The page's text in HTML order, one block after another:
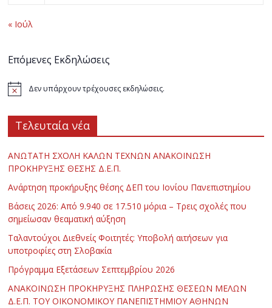
« Ιούλ
Επόμενες Εκδηλώσεις
Δεν υπάρχουν τρέχουσες εκδηλώσεις.
Τελευταία νέα
ΑΝΩΤΑΤΗ ΣΧΟΛΗ ΚΑΛΩΝ ΤΕΧΝΩΝ ΑΝΑΚΟΙΝΩΣΗ
ΠΡΟΚΗΡΥΞΗΣ ΘΕΣΗΣ Δ.Ε.Π.
Ανάρτηση προκήρυξης θέσης ΔΕΠ του Ιονίου Πανεπιστημίου
Βάσεις 2026: Από 9.940 σε 17.510 μόρια – Τρεις σχολές που
σημείωσαν θεαματική αύξηση
Ταλαντούχοι Διεθνείς Φοιτητές: Υποβολή αιτήσεων για
υποτροφίες στη Σλοβακία
Πρόγραμμα Εξετάσεων Σεπτεμβρίου 2026
ΑΝΑΚΟΙΝΩΣΗ ΠΡΟΚΗΡΥΞΗΣ ΠΛΗΡΩΣΗΣ ΘΕΣΕΩΝ ΜΕΛΩΝ
Δ.Ε.Π. ΤΟΥ ΟΙΚΟΝΟΜΙΚΟΥ ΠΑΝΕΠΙΣΤΗΜΙΟΥ ΑΘΗΝΩΝ